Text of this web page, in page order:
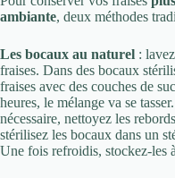
ambiante, deux méthodes
Les bocaux au naturel :
fraises. Dans des bocaux
fraises avec des couches de
heures, le mélange va se
nécessaire, nettoyez les
stérilisez les bocaux dans un
Une fois refroidis, stockez-les